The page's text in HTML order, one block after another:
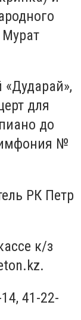
для
до
№
РК Петр
к/з
41-22-